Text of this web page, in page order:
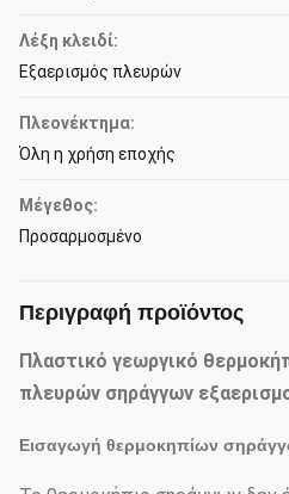
Λέξη κλειδί:
Εξαερισμός πλευρών
Πλεονέκτημα:
Όλη η χρήση εποχής
Μέγεθος:
Προσαρμοσμένο
Περιγραφή προϊόντος
Πλαστικό γεωργικό
πλευρών σηράγγων
Εισαγωγή θερμοκηπίων